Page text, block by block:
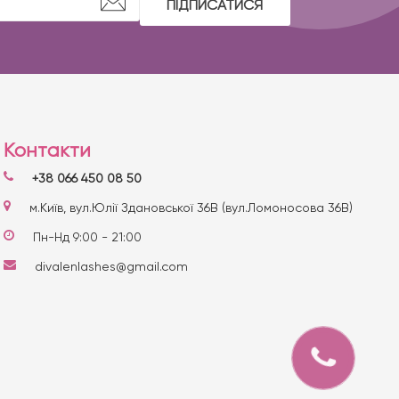
ПІДПИСАТИСЯ
Контакти
+38 066 450 08 50
м.Київ, вул.Юлії Здановської 36В (вул.Ломоносова 36В)
Пн-Нд 9:00 - 21:00
divalenlashes@gmail.com